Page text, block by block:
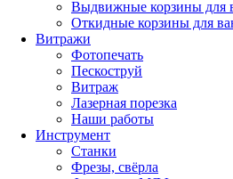
Выдвижные корзины для
Откидные корзины для
Витражи
Фотопечать
Пескоструй
Витраж
Лазерная порезка
Наши работы
Инструмент
Станки
Фрезы, свёрла